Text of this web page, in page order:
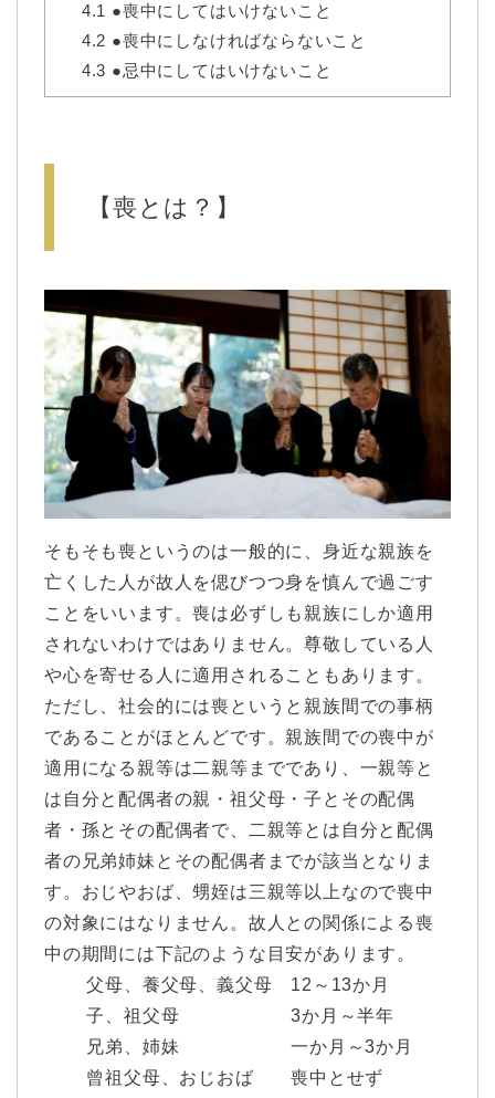
4.1 ●喪中にしてはいけないこと
4.2 ●喪中にしなければならないこと
4.3 ●忌中にしてはいけないこと
【喪とは？】
そもそも喪というのは一般的に、身近な親族を
亡くした人が故人を偲びつつ身を慎んで過ごす
ことをいいます。喪は必ずしも親族にしか適用
されないわけではありません。尊敬している人
や心を寄せる人に適用されることもあります。
ただし、社会的には喪というと親族間での事柄
であることがほとんどです。親族間での喪中が
適用になる親等は二親等までであり、一親等と
は自分と配偶者の親・祖父母・子とその配偶
者・孫とその配偶者で、二親等とは自分と配偶
者の兄弟姉妹とその配偶者までが該当となりま
す。おじやおば、甥姪は三親等以上なので喪中
の対象にはなりません。故人との関係による喪
中の期間には下記のような目安があります。
父母、養父母、義父母 12～13か月
子、祖父母 3か月～半年
兄弟、姉妹 一か月～3か月
曾祖父母、おじおば 喪中とせず